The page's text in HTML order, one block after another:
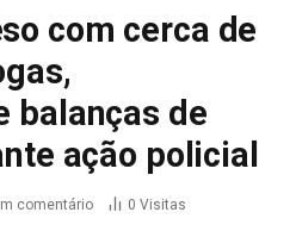
com cerca de
balanças de
ação policial
comentário 0 Visitas